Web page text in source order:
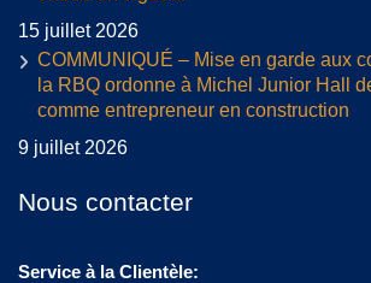
15 juillet 2026
COMMUNIQUÉ – Mise en garde aux
la RBQ ordonne à Michel Junior Hall
comme entrepreneur en construction
9 juillet 2026
Nous contacter
Service à la Clientèle: